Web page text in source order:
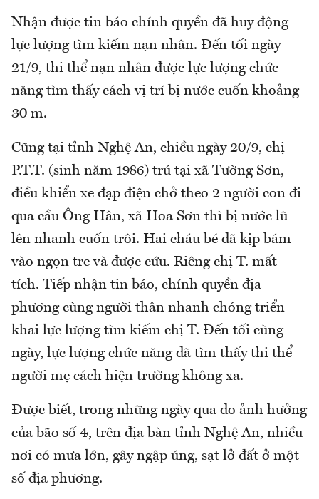
Nhận được tin báo chính quyền đã huy động
lực lượng tìm kiếm nạn nhân. Đến tối ngày
21/9, thi thể nạn nhân được lực lượng chức
năng tìm thấy cách vị trí bị nước cuốn khoảng
30 m.
Cũng tại tỉnh Nghệ An, chiều ngày 20/9, chị
P.T.T. (sinh năm 1986) trú tại xã Tường Sơn,
điều khiển xe đạp điện chở theo 2 người con đi
qua cầu Ông Hân, xã Hoa Sơn thì bị nước lũ
lên nhanh cuốn trôi. Hai cháu bé đã kịp bám
vào ngọn tre và được cứu. Riêng chị T. mất
tích. Tiếp nhận tin báo, chính quyền địa
phương cùng người thân nhanh chóng triển
khai lực lượng tìm kiếm chị T. Đến tối cùng
ngày, lực lượng chức năng đã tìm thấy thi thể
người mẹ cách hiện trường không xa.
Được biết, trong những ngày qua do ảnh hưởng
của bão số 4, trên địa bàn tỉnh Nghệ An, nhiều
nơi có mưa lớn, gây ngập úng, sạt lở đất ở một
số địa phương.